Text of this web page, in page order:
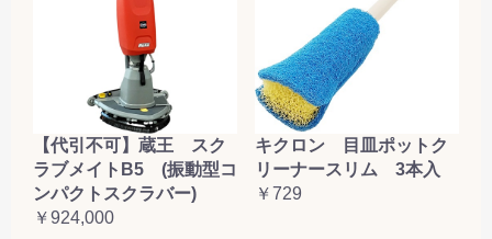
【代引不可】蔵王 スク
ラブメイトB5 (振動型コ
ンパクトスクラバー)
￥924,000
キクロン 目皿ポットク
リーナースリム 3本入
￥729